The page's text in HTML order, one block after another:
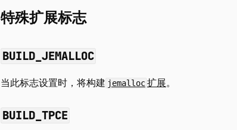
特殊扩展标志
BUILD_JEMALLOC
当此标志设置时，将构建 jemalloc扩展。
BUILD_TPCE